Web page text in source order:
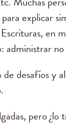
explicar
en
administrar
desafíos y
pero